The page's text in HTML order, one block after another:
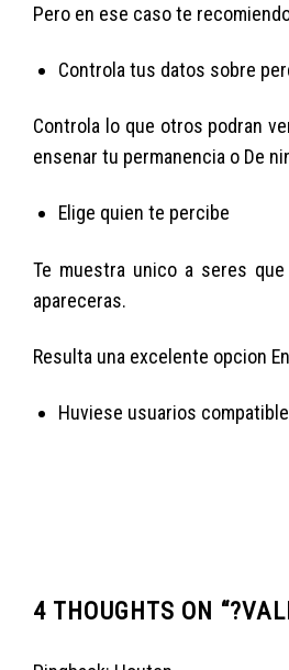
Pero en ese caso te
Controla tus datos sobre
Controla lo que otros podran
ensenar tu permanencia o De
Elige quien te percibe
Te muestra unico a seres
apareceras.
Resulta una excelente opcion
Huviese usuarios
4 THOUGHTS ON “